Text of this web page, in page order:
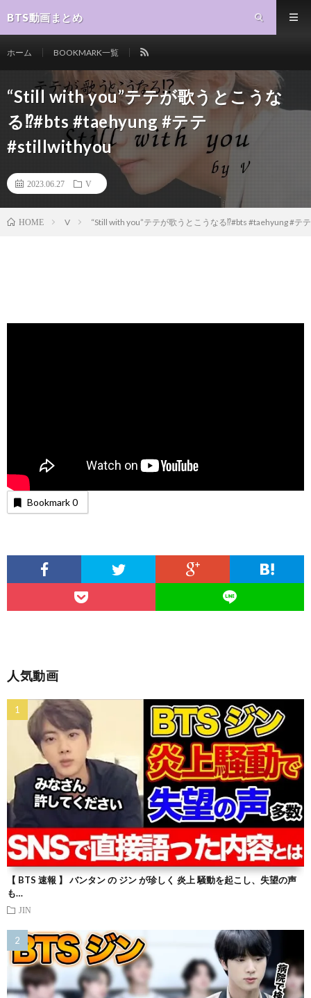
BTS動画まとめ
ホーム BOOKMARK一覧
“Still with you”テテが歌うとこうな
る⁉️#bts #taehyung #テテ
#stillwithyou
2023.06.27 V
HOME V “Still with you”テテが歌うとこうなる⁉️#bts #taehyung #テ
Bookmark0
人気動画
【 BTS 速報 】 バンタン の ジン が珍しく 炎上 騒動を起こし、失望の声
も…
JIN